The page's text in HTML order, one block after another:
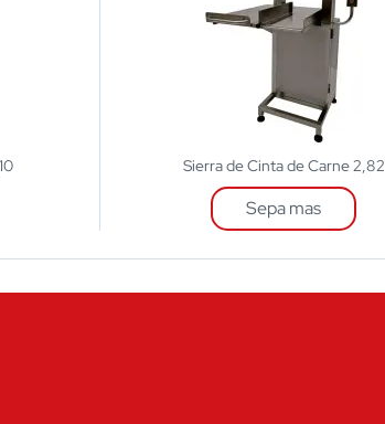
Sierra de Cinta de Carne 2,82
Sepa mas